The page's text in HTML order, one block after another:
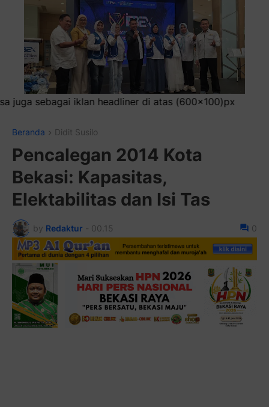
di atas (600x100)px
Beranda Didit Susilo
Pencalegan 2014 Kota
Bekasi: Kapasitas,
Elektabilitas dan Isi Tas
by Redaktur - 00.15 0